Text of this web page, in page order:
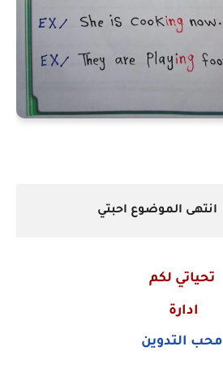
انتهى الموضوع احبتي
تحياتي لكم
ادارة
محب التدوين